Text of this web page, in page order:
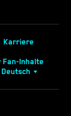
Karriere
Fan-Inhalte
Deutsch